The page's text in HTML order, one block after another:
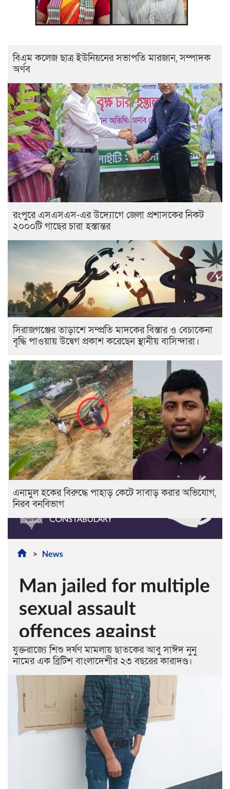
বিএম কলেজ ছাত্র ইউনিয়নের সভাপতি মারজান, সম্পাদক
অর্ণব
রংপুরে এসএসএস-এর উদ্যোগে জেলা প্রশাসকের নিকট
২০০০টি গাছের চারা হস্তান্তর
সিরাজগঞ্জের তাড়াশে সম্প্রতি মাদকের বিস্তার ও বেচাকেনা
বৃদ্ধি পাওয়ায় উদ্বেগ প্রকাশ করেছেন স্থানীয় বাসিন্দারা।
এনামুল হকের বিরুদ্ধে পাহাড় কেটে সাবাড় করার অভিযোগ,
নিরব বনবিভাগ
যুক্তরাজ্যে শিশু দর্ষণ মামলায় ছাতকের আবু সাঈদ নুনু
নামের এক ব্রিটিশ বাংলাদেশীর ২৩ বছরের কারাদণ্ড।